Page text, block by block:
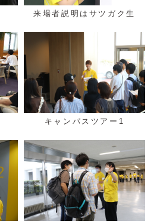
来場者説明はサツガク生
キャンパスツアー1